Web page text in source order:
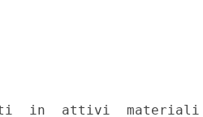
|
+-------------------------+-------------------------+---------------+
    
Le aliquote di aiuto su indicate  possono  essere  maggiorate  di  20
punti percentuali per: 
 
    - i giovani agricoltori o gli agricoltori che si  sono  insediati
nei cinque anni precedenti la data della domanda di aiuto; 
    - gli investimenti collettivi,  come  impianti  di  magazzinaggio
utilizzati da un gruppo di agricoltori o impianti di  condizionamento
dei prodotti agricoli per la vendita; 
    - gli investimenti in zone soggette a vincoli naturali o ad altri
vincoli specifici ai sensi dell'articolo 32 del regolamento  (UE)  n.
1305/2013. 
 
__________ 
* Ai fini del presente Allegato, Tabelle 1A, 2A e  3A,  si  intendono
per Regioni meno sviluppate le seguenti: 
    
+-------+------------+
| ITF2  | Molise     |
+-------+------------+
| ITF3  | Campania   |
+-------+------------+
| ITF4  | Puglia     |
+-------+------------+
| ITF5  | Basilicata |
+-------+------------+
| ITF6  | Calabria   |
+-------+------------+
| ITG1  | Sicilia    |
+-------+------------+
| ITG2  | Sardegna   |
+-------+------------+
    
 
Tabella 2A: Aiuti agli investimenti nel settore della  trasformazione
            di prodotti agricoli 
 
L'investimento riguarda attivi materiali o immateriali connessi  alla
trasformazione di prodotti agricoli  per  la  produzione  di  energia
rinnovabile solare (fotovoltaico). Ove  richiesto  dal  beneficiario,
potranno  essere  altresi'  finanziati  interventi  collaterali  tesi
all'efficientamento energetico degli edifici. 
 
Devono essere rispettate le condizioni indicate ai punti 72 e da  165
a 173 degli Orientamenti dell'Unione europea per gli aiuti  di  Stato
nei settori agricolo e forestale e nelle zone rurali 2014-2020. 
    
+-------------------------------------------------------------------+
|                         |            INTENSITÀ MASSIMA            |
|                         |            DELL'AGEVOLAZIONE            |
|                         +-------------------------+---------------+
|                         |      Regioni meno       |               |
|                         |  sviluppate e tutte le  | Altre Regioni |
|                         | Regioni il cui prodotto |               |
|                         | interno lordo (PIL) pro |               |
|                         | capite nel periodo dal  |               |
|                         |  1° gennaio 2007 al 31  |               |
|    SPESE AMMISSIBILI    |  dicembre 2013e' stato  |               |
|                         | inferiore al 75 % della |               |
|                         | media dell'UE-25 per il |               |
|                         | periodo di riferimento, |               |
|                         |   ma superiore al 75 %  |               |
|                         |   dellamedia del PIL    |               |
|                         |       dell'UE-27*       |               |
+-------------------------+-------------------------+---------------+
|1. Costruzione o         |                         |               |
|   miglioramento di beni |           50%           |      40%      |
|   immobili.             |                         |               |
+-------------------------+-------------------------+---------------+
|2. Acquisto di macchinari|                         |